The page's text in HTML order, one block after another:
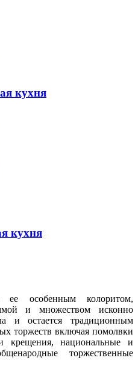
кухня
кухня
особенным колоритом,
и множеством исконно
и остается традиционным
торжеств включая помолвки
национальные и
торжественные